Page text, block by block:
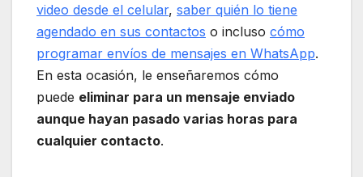
video desde el celular, saber quién lo tiene
agendado en sus contactos o incluso cómo
programar envíos de mensajes en WhatsApp.
En esta ocasión, le enseñaremos cómo
puede eliminar para un mensaje enviado
aunque hayan pasado varias horas para
cualquier contacto.